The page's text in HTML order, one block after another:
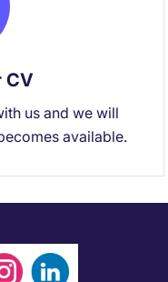
CV
us and we will
available.